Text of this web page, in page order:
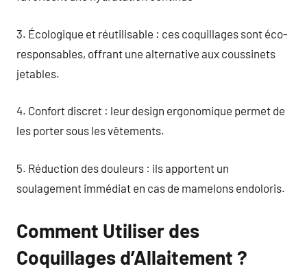
3. Écologique et réutilisable : ces coquillages sont éco-
responsables, offrant une alternative aux coussinets
jetables.
4. Confort discret : leur design ergonomique permet de
les porter sous les vêtements.
5. Réduction des douleurs : ils apportent un
soulagement immédiat en cas de mamelons endoloris.
Comment Utiliser des
Coquillages d’Allaitement ?